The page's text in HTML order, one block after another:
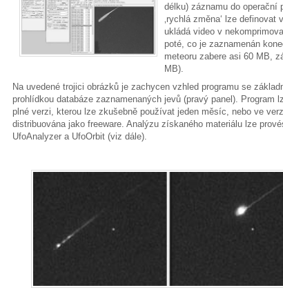
délku) záznamu do operační
‚rychlá změna‘ lze
ukládá video v
poté, co je zaznamenán
meteoru zabere asi 60 MB,
MB).
Na uvedené trojici obrázků je zachycen vzhled programu se
prohlídkou databáze zaznamenaných jevů (pravý panel). Program
plné verzi, kterou lze zkušebně používat jeden měsíc, nebo ve
distribuována jako freeware. Analýzu získaného materiálu lze
UfoAnalyzer a UfoOrbit (viz dále).